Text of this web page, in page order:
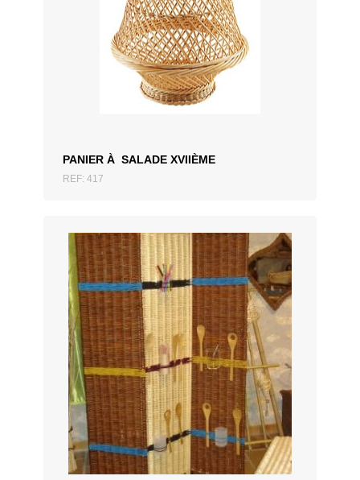
PANIER À SALADE XVIIÈME
REF: 417
ZUM ANGEBOT HINZUFÜGEN
ZUM ANGEBOT HINZUFÜGEN